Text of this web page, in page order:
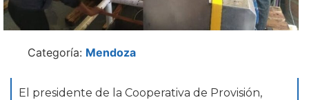
Categoría: Mendoza
El presidente de la Cooperativa de Provisión,